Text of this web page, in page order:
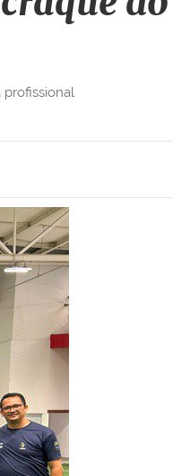
profissional